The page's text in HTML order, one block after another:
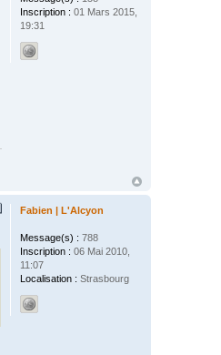
Inscription : 01 Mars 2015,
19:31
Fabien | L'Alcyon
Message(s) : 788
Inscription : 06 Mai 2010,
11:07
Localisation : Strasbourg